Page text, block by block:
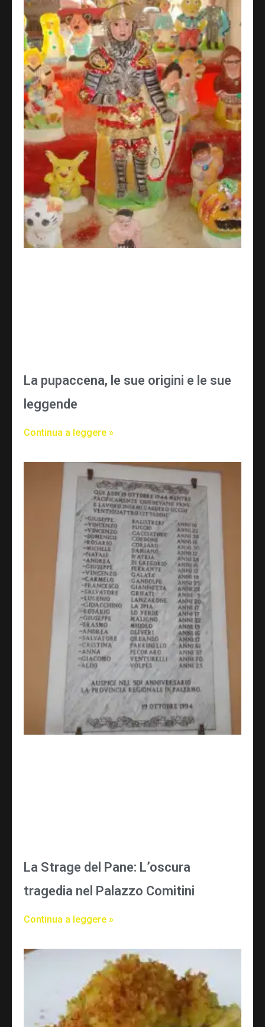
La pupaccena, le sue origini e le sue
leggende
Continua a leggere »
La Strage del Pane: L’oscura
tragedia nel Palazzo Comitini
Continua a leggere »